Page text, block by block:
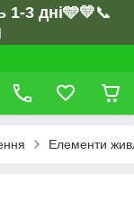
3 дні🩵💛📞
Елементи